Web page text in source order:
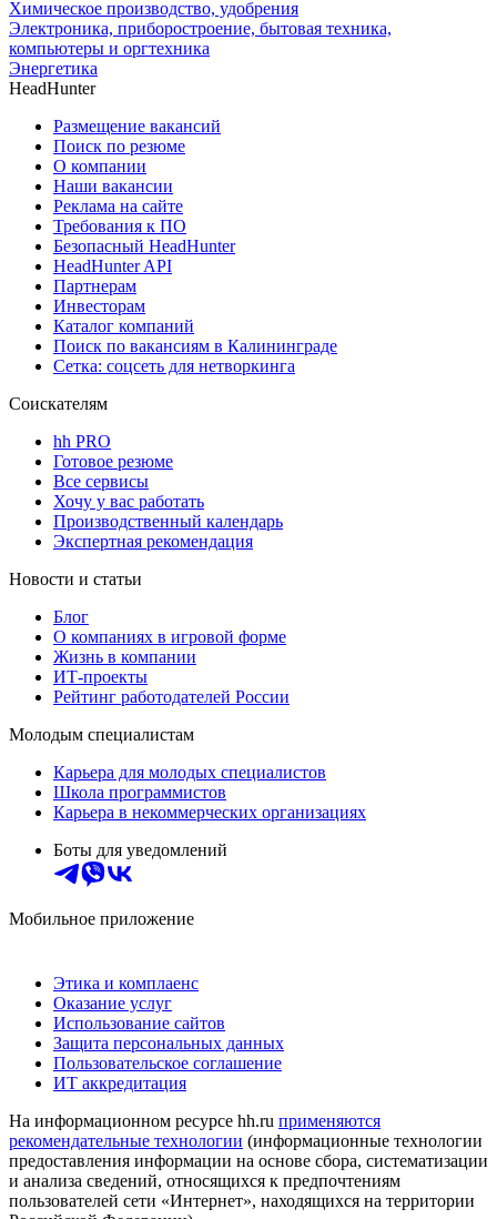
Химическое производство, удобрения
Электроника, приборостроение, бытовая техника,
компьютеры и оргтехника
Энергетика
HeadHunter
Размещение вакансий
Поиск по резюме
О компании
Наши вакансии
Реклама на сайте
Требования к ПО
Безопасный HeadHunter
HeadHunter API
Партнерам
Инвесторам
Каталог компаний
Поиск по вакансиям в Калининграде
Сетка: соцсеть для нетворкинга
Соискателям
hh PRO
Готовое резюме
Все сервисы
Хочу у вас работать
Производственный календарь
Экспертная рекомендация
Новости и статьи
Блог
О компаниях в игровой форме
Жизнь в компании
ИТ-проекты
Рейтинг работодателей России
Молодым специалистам
Карьера для молодых специалистов
Школа программистов
Карьера в некоммерческих организациях
Боты для уведомлений
Мобильное приложение
Этика и комплаенс
Оказание услуг
Использование сайтов
Защита персональных данных
Пользовательское соглашение
ИТ аккредитация
На информационном ресурсе hh.ru применяются
рекомендательные технологии (информационные технологии
предоставления информации на основе сбора, систематизации
и анализа сведений, относящихся к предпочтениям
пользователей сети «Интернет», находящихся на территории